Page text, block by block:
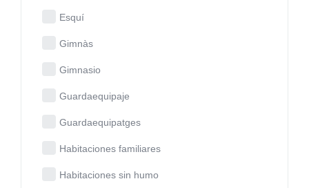
Esquí
Gimnàs
Gimnasio
Guardaequipaje
Guardaequipatges
Habitaciones familiares
Habitaciones sin humo